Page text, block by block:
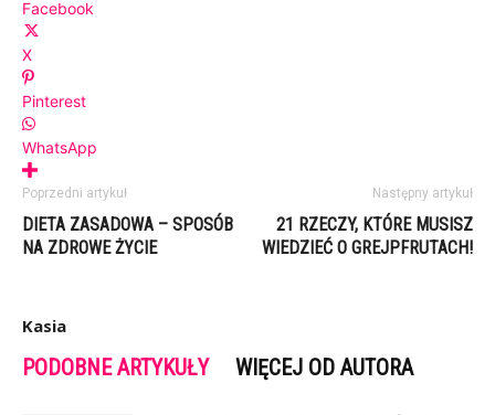
Facebook
X
Pinterest
WhatsApp
Poprzedni artykuł
DIETA ZASADOWA – SPOSÓB
NA ZDROWE ŻYCIE
Następny artykuł
21 RZECZY, KTÓRE MUSISZ
WIEDZIEĆ O GREJPFRUTACH!
Kasia
PODOBNE ARTYKUŁY WIĘCEJ OD AUTORA